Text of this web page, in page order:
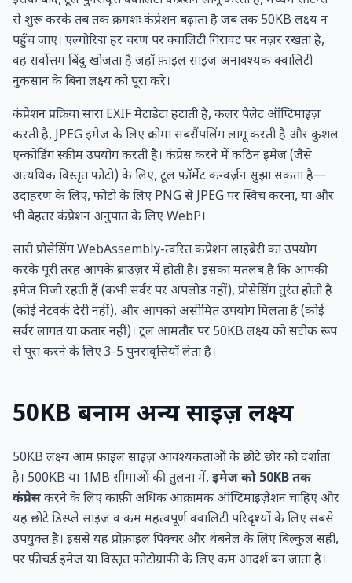
से शुरू करके तब तक क्रमशः कंप्रेशन बढ़ाता है जब तक 50KB लक्ष्य न
पहुँच जाए। एल्गोरिद्म हर चरण पर क्वालिटी गिरावट पर नज़र रखता है,
वह सर्वोत्तम बिंदु खोजता है जहाँ फ़ाइल साइज़ अनावश्यक क्वालिटी
नुकसान के बिना लक्ष्य को पूरा करे।
कंप्रेशन प्रक्रिया सारा EXIF मेटाडेटा हटाती है, कलर पैलेट ऑप्टिमाइज़
करती है, JPEG इमेज के लिए क्रोमा सबसैंपलिंग लागू करती है और कुशल
एन्कोडिंग स्कीम उपयोग करती है। कंप्रेस करने में कठिन इमेज (जैसे
अत्यधिक विस्तृत फोटो) के लिए, टूल फ़ॉर्मेट कन्वर्ज़न सुझा सकता है—
उदाहरण के लिए, फोटो के लिए PNG से JPEG पर स्विच करना, या और
भी बेहतर कंप्रेशन अनुपात के लिए WebP।
सारी प्रोसेसिंग WebAssembly-त्वरित कंप्रेशन लाइब्रेरी का उपयोग
करके पूरी तरह आपके ब्राउज़र में होती है। इसका मतलब है कि आपकी
इमेज निजी रहती हैं (कभी सर्वर पर अपलोड नहीं), प्रोसेसिंग तुरंत होती है
(कोई नेटवर्क देरी नहीं), और आपको असीमित उपयोग मिलता है (कोई
सर्वर लागत या क़तार नहीं)। टूल आमतौर पर 50KB लक्ष्य को सटीक रूप
से पूरा करने के लिए 3-5 पुनरावृत्तियाँ लेता है।
50KB बनाम अन्य साइज़ लक्ष्य
50KB लक्ष्य आम फ़ाइल साइज़ आवश्यकताओं के छोटे छोर को दर्शाता
है। 500KB या 1MB सीमाओं की तुलना में, इमेज को 50KB तक
कंप्रेसकरने के लिए काफ़ी अधिक आक्रामक ऑप्टिमाइज़ेशन चाहिए और
यह छोटे डिस्प्ले साइज़ व कम महत्वपूर्ण क्वालिटी परिदृश्यों के लिए सबसे
उपयुक्त है। इससे यह प्रोफ़ाइल पिक्चर और थंबनेल के लिए बिल्कुल सही,
पर फ़ीचर्ड इमेज या विस्तृत फोटोग्राफी के लिए कम आदर्श बन जाता है।